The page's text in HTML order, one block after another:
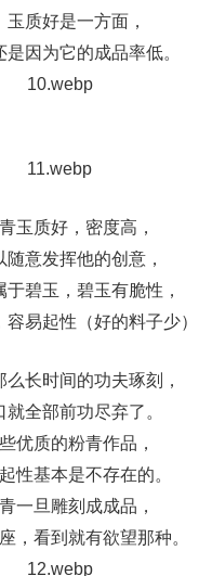
玉质好是一方面，
是因为它的成品率低。
玉质好，密度高，
随意发挥他的创意，
于碧玉，碧玉有脆性，
易起性（好的料子少）
么长时间的功夫琢刻，
就全部前功尽弃了。
优质的粉青作品，
性基本是不存在的。
一旦雕刻成成品，
，看到就有欲望那种。